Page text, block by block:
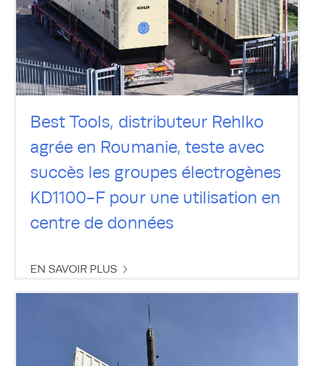
Best Tools, distributeur Rehlko
agrée en Roumanie, teste avec
succès les groupes électrogènes
KD1100-F pour une utilisation en
centre de données
EN SAVOIR PLUS